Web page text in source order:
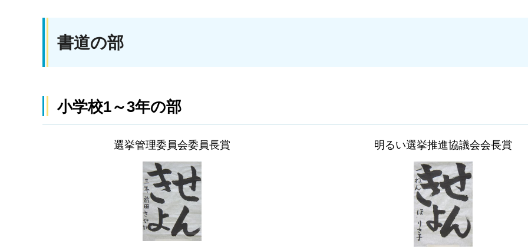
書道の部
小学校1～3年の部
選挙管理委員会委員長賞 明るい選挙推進協議会会長賞